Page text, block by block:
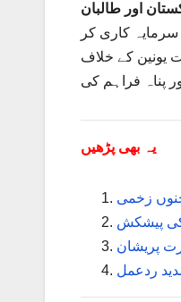
اور طالبان
کاری کر
اس سے قبل 1970 سے 1980 کے دوران سوویت یونین کے خلاف
پناہ فراہم کی
یہ بھی پڑھیں
کی پیشکش
پریشان
ردعمل